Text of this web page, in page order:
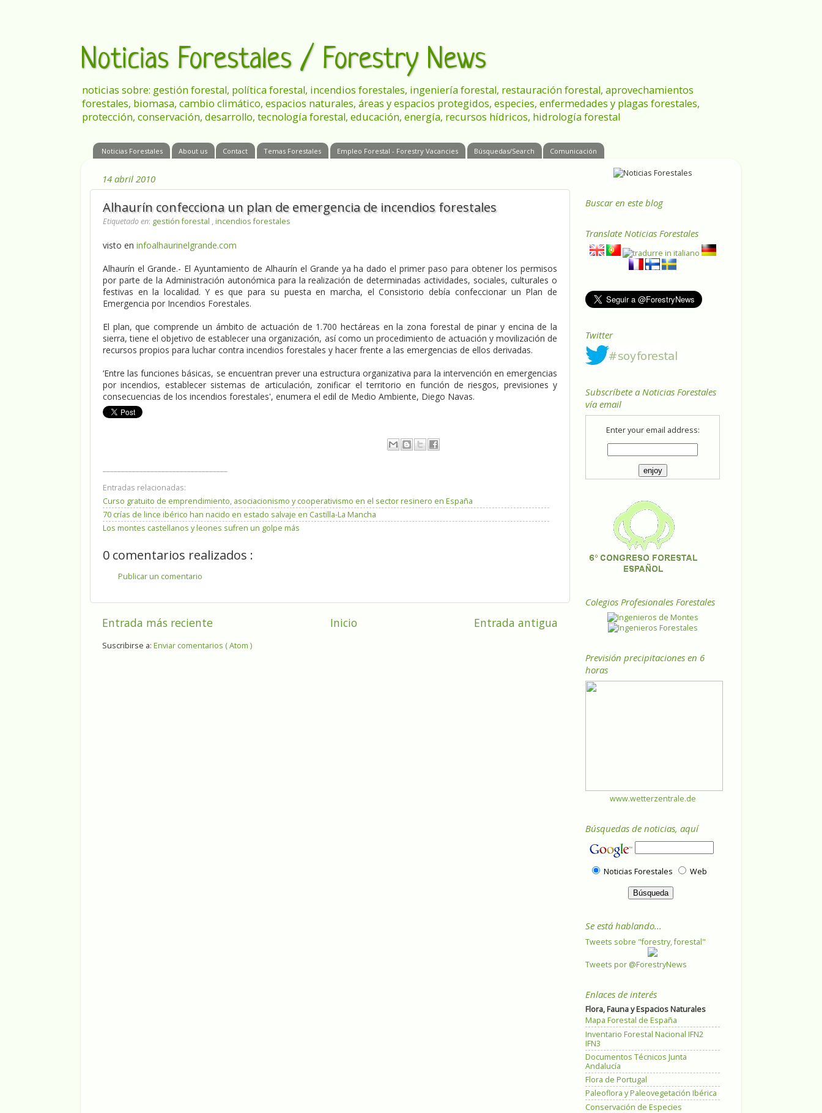
Noticias Forestales / Forestry News
noticias sobre: gestión forestal, política forestal, incendios forestales, ingeniería forestal, restauración forestal, aprovechamientos
forestales, biomasa, cambio climático, espacios naturales, áreas y espacios protegidos, especies, enfermedades y plagas forestales,
protección, conservación, desarrollo, tecnología forestal, educación, energía, recursos hídricos, hidrología forestal
Noticias Forestales About us Contact Temas Forestales Empleo Forestal - Forestry Vacancies Búsquedas/Search Comunicación
14 abril 2010
Alhaurín confecciona un plan de emergencia de incendios forestales
Etiquetado en: gestión forestal , incendios forestales
visto en infoalhaurinelgrande.com
Alhaurín el Grande.- El Ayuntamiento de Alhaurín el Grande ya ha dado el primer paso para obtener los permisos
por parte de la Administración autonómica para la realización de determinadas actividades, sociales, culturales o
festivas en la localidad. Y es que para su puesta en marcha, el Consistorio debía confeccionar un Plan de
Emergencia por Incendios Forestales.
El plan, que comprende un ámbito de actuación de 1.700 hectáreas en la zona forestal de pinar y encina de la
sierra, tiene el objetivo de establecer una organización, así como un procedimiento de actuación y movilización de
recursos propios para luchar contra incendios forestales y hacer frente a las emergencias de ellos derivadas.
‘Entre las funciones básicas, se encuentran prever una estructura organizativa para la intervención en emergencias
por incendios, establecer sistemas de articulación, zonificar el territorio en función de riesgos, previsiones y
consecuencias de los incendios forestales', enumera el edil de Medio Ambiente, Diego Navas.
Entradas relacionadas:
Curso gratuito de emprendimiento, asociacionismo y cooperativismo en el sector resinero en España
70 crías de lince ibérico han nacido en estado salvaje en Castilla-La Mancha
Los montes castellanos y leones sufren un golpe más
0 comentarios realizados :
Publicar un comentario
Entrada más reciente Entrada antigua
Inicio
Suscribirse a: Enviar comentarios ( Atom )
Buscar en este blog
Translate Noticias Forestales
Twitter
Subscríbete a Noticias Forestales
vía email
Enter your email address:
Colegios Profesionales Forestales
Previsión precipitaciones en 6
horas
www.wetterzentrale.de
Búsquedas de noticias, aquí
Noticias Forestales Web
Se está hablando...
Tweets sobre "forestry, forestal"
Tweets por @ForestryNews
Enlaces de interés
Flora, Fauna y Espacios Naturales
Mapa Forestal de España
Inventario Forestal Nacional IFN2
IFN3
Documentos Técnicos Junta
Andalucía
Flora de Portugal
Paleoflora y Paleovegetación Ibérica
Conservación de Especies